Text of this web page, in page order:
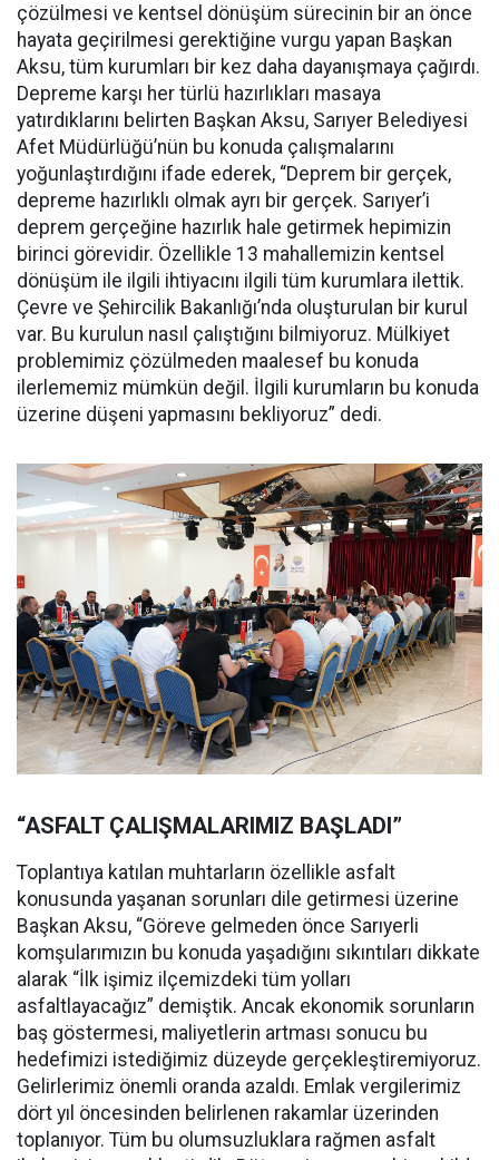
çözülmesi ve kentsel dönüşüm sürecinin bir an önce
hayata geçirilmesi gerektiğine vurgu yapan Başkan
Aksu, tüm kurumları bir kez daha dayanışmaya çağırdı.
Depreme karşı her türlü hazırlıkları masaya
yatırdıklarını belirten Başkan Aksu, Sarıyer Belediyesi
Afet Müdürlüğü’nün bu konuda çalışmalarını
yoğunlaştırdığını ifade ederek, “Deprem bir gerçek,
depreme hazırlıklı olmak ayrı bir gerçek. Sarıyer’i
deprem gerçeğine hazırlık hale getirmek hepimizin
birinci görevidir. Özellikle 13 mahallemizin kentsel
dönüşüm ile ilgili ihtiyacını ilgili tüm kurumlara ilettik.
Çevre ve Şehircilik Bakanlığı’nda oluşturulan bir kurul
var. Bu kurulun nasıl çalıştığını bilmiyoruz. Mülkiyet
problemimiz çözülmeden maalesef bu konuda
ilerlememiz mümkün değil. İlgili kurumların bu konuda
üzerine düşeni yapmasını bekliyoruz” dedi.
“ASFALT ÇALIŞMALARIMIZ BAŞLADI”
Toplantıya katılan muhtarların özellikle asfalt
konusunda yaşanan sorunları dile getirmesi üzerine
Başkan Aksu, “Göreve gelmeden önce Sarıyerli
komşularımızın bu konuda yaşadığını sıkıntıları dikkate
alarak “İlk işimiz ilçemizdeki tüm yolları
asfaltlayacağız” demiştik. Ancak ekonomik sorunların
baş göstermesi, maliyetlerin artması sonucu bu
hedefimizi istediğimiz düzeyde gerçekleştiremiyoruz.
Gelirlerimiz önemli oranda azaldı. Emlak vergilerimiz
dört yıl öncesinden belirlenen rakamlar üzerinden
toplanıyor. Tüm bu olumsuzluklara rağmen asfalt